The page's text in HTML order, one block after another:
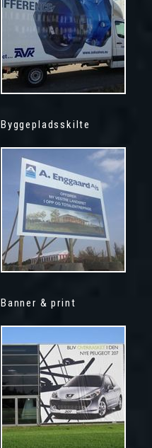
Byggepladsskilte
Banner & print